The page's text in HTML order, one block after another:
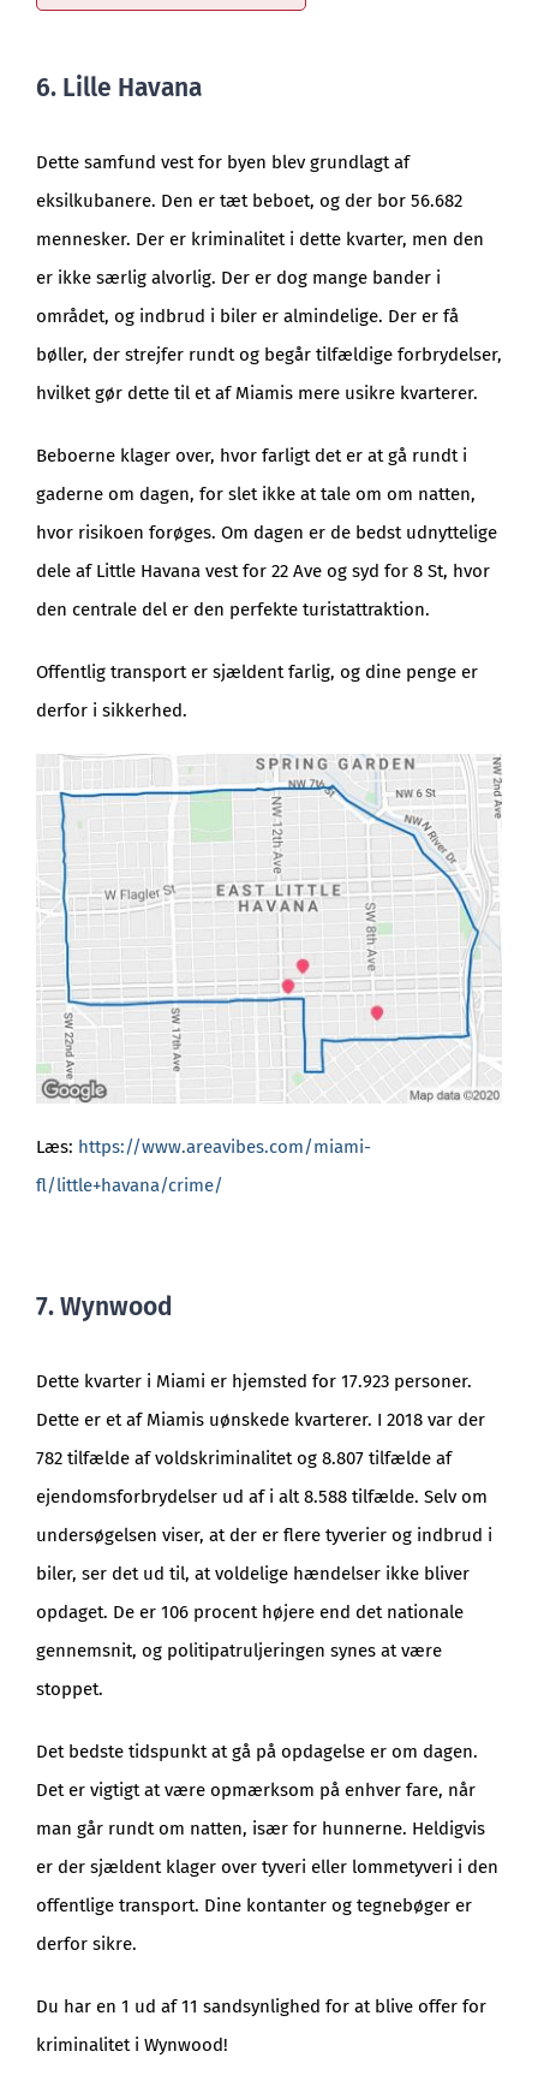
6. Lille Havana
Dette samfund vest for byen blev grundlagt af
eksilkubanere. Den er tæt beboet, og der bor 56.682
mennesker. Der er kriminalitet i dette kvarter, men den
er ikke særlig alvorlig. Der er dog mange bander i
området, og indbrud i biler er almindelige. Der er få
bøller, der strejfer rundt og begår tilfældige forbrydelser,
hvilket gør dette til et af Miamis mere usikre kvarterer.
Beboerne klager over, hvor farligt det er at gå rundt i
gaderne om dagen, for slet ikke at tale om om natten,
hvor risikoen forøges. Om dagen er de bedst udnyttelige
dele af Little Havana vest for 22 Ave og syd for 8 St, hvor
den centrale del er den perfekte turistattraktion.
Offentlig transport er sjældent farlig, og dine penge er
derfor i sikkerhed.
Læs: https://www.areavibes.com/miami-
fl/little+havana/crime/
7. Wynwood
Dette kvarter i Miami er hjemsted for 17.923 personer.
Dette er et af Miamis uønskede kvarterer. I 2018 var der
782 tilfælde af voldskriminalitet og 8.807 tilfælde af
ejendomsforbrydelser ud af i alt 8.588 tilfælde. Selv om
undersøgelsen viser, at der er flere tyverier og indbrud i
biler, ser det ud til, at voldelige hændelser ikke bliver
opdaget. De er 106 procent højere end det nationale
gennemsnit, og politipatruljeringen synes at være
stoppet.
Det bedste tidspunkt at gå på opdagelse er om dagen.
Det er vigtigt at være opmærksom på enhver fare, når
man går rundt om natten, især for hunnerne. Heldigvis
er der sjældent klager over tyveri eller lommetyveri i den
offentlige transport. Dine kontanter og tegnebøger er
derfor sikre.
Du har en 1 ud af 11 sandsynlighed for at blive offer for
kriminalitet i Wynwood!